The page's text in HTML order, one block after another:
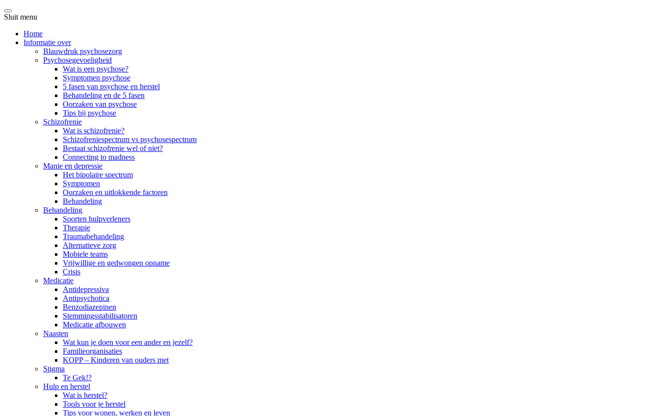
Sluit menu
Home
Informatie over
Blauwdruk psychosezorg
Psychosegevoeligheid
Wat is een psychose?
Symptomen psychose
5 fasen van psychose en herstel
Behandeling en de 5 fasen
Oorzaken van psychose
Tips bij psychose
Schizofrenie
Wat is schizofrenie?
Schizofreniespectrum vs psychosespectrum
Bestaat schizofrenie wel of niet?
Connecting to madness
Manie en depressie
Het bipolaire spectrum
Symptomen
Oorzaken en uitlokkende factoren
Behandeling
Behandeling
Soorten hulpverleners
Therapie
Traumabehandeling
Alternatieve zorg
Mobiele teams
Vrijwillige en gedwongen opname
Crisis
Medicatie
Antidepressiva
Antipsychotica
Benzodiazepinen
Stemmingsstabilisatoren
Medicatie afbouwen
Naasten
Wat kun je doen voor een ander en jezelf?
Familieorganisaties
KOPP – Kinderen van ouders met
Stigma
Te Gek!?
Hulp en herstel
Wat is herstel?
Tools voor je herstel
Tips voor wonen, werken en leven